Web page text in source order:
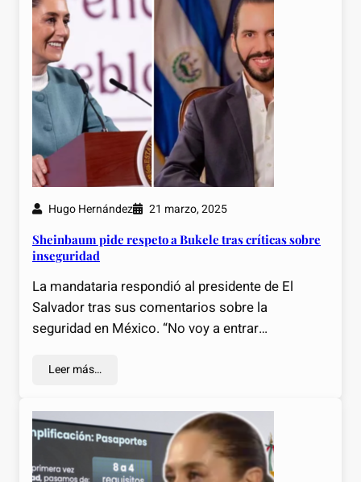
Hugo Hernández 21 marzo, 2025
Sheinbaum pide respeto a Bukele tras críticas sobre
inseguridad
La mandataria respondió al presidente de El
Salvador tras sus comentarios sobre la
seguridad en México. “No voy a entrar…
Leer más…